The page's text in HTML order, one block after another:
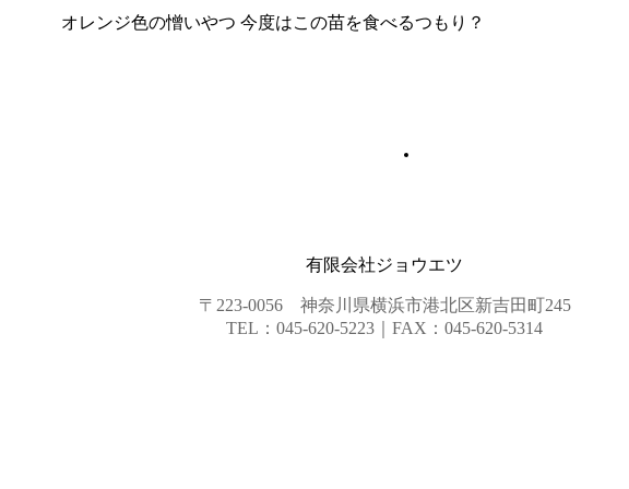
レンジ色の憎いやつ 今度はこの苗を食べるつもり？
有限会社ジョウエツ
〒223-0056 神奈川県横浜市港北区新吉田町245
TEL：045-620-5223｜FAX：045-620-5314